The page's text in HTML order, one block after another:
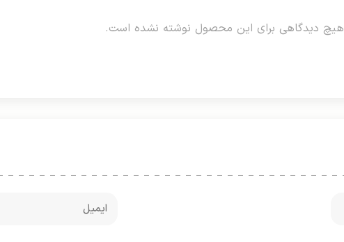
هیچ دیدگاهی برای این محصول نوشته نشده است.